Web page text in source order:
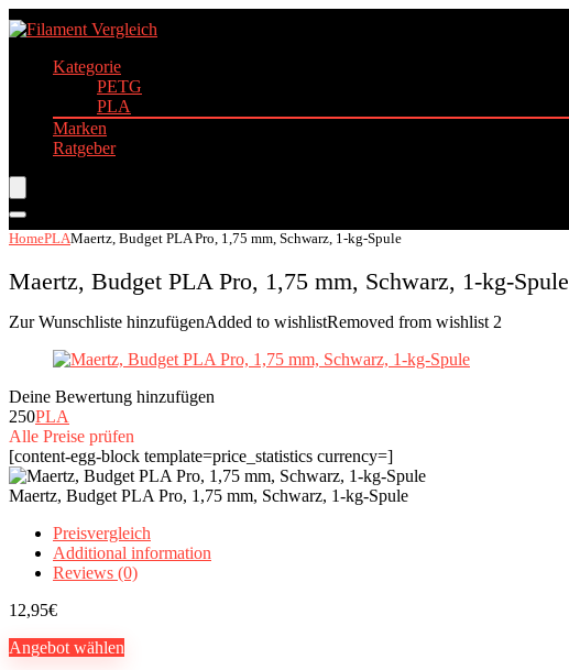
Kategorie
PETG
PLA
Marken
Ratgeber
HomePLAMaertz, Budget PLA Pro, 1,75 mm, Schwarz, 1-kg-Spule
Maertz, Budget PLA Pro, 1,75 mm, Schwarz, 1-kg-Spule
Zur Wunschliste hinzufügenAdded to wishlistRemoved from wishlist 2
Deine Bewertung hinzufügen
250PLA
Alle Preise prüfen
[content-egg-block template=price_statistics currency=]
Maertz, Budget PLA Pro, 1,75 mm, Schwarz, 1-kg-Spule
Preisvergleich
Additional information
Reviews (0)
12,95€
Angebot wählen